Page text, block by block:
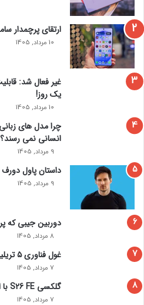
صحبت می‌ کنیم و اصلاً هیچ چیز
کسانی که احتمالاً آن را تماشا
داشته باشند، یا تصور می‌ کردند
ارتقای پرچمدار
10 مرداد, 1405
یک روز!
10 مرداد, 1405
چرا مدل‌ های
انسانی نمی‌ رسند؟
9 مرداد, 1405
داستان پاول
9 مرداد, 1405
دوربین جیبی که
8 مرداد, 1405
غول فناوری ۵ تریلیون دلاری شد: رکورد شکنی اپل
7 مرداد, 1405
گلکسی S26 FE با این ویژگی راهی بازار می شود
7 مرداد, 1405